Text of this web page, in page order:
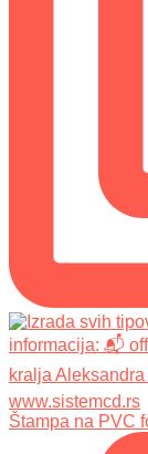
Štampa na PVC